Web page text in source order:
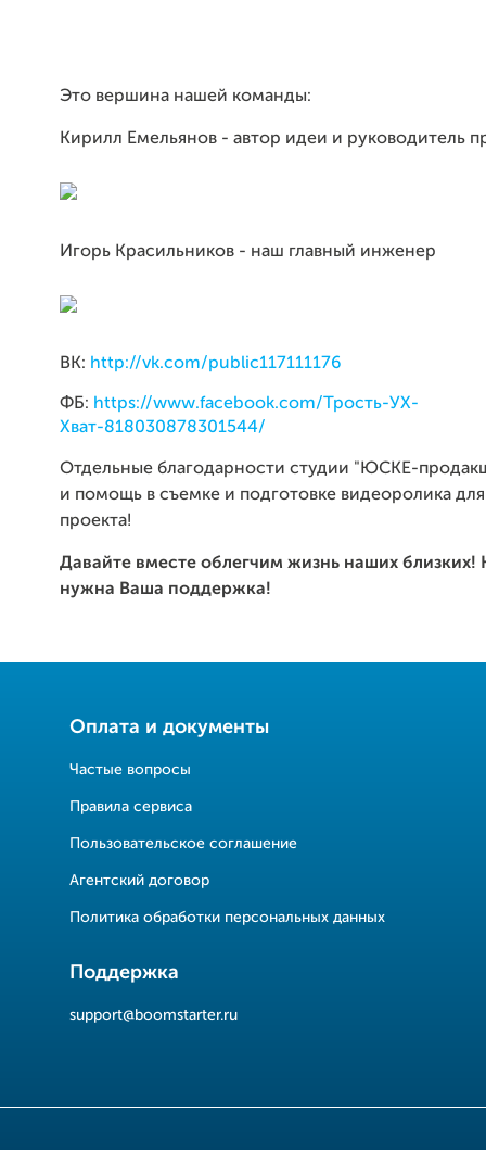
Это вершина нашей команды:
Кирилл Емельянов - автор идеи и руководитель
Игорь Красильников - наш главный инженер
ВК: http://vk.com/public117111176
ФБ: https://www.facebook.com/Трость-УХ-
Хват-818030878301544/
Отдельные благодарности студии "ЮСКЕ-
и помощь в съемке и подготовке видеоролика
проекта!
Давайте вместе облегчим жизнь наших близких!
нужна Ваша поддержка!
Оплата и документы
Частые вопросы
Правила сервиса
Пользовательское соглашение
Агентский договор
Политика обработки персональных данных
Поддержка
support@boomstarter.ru